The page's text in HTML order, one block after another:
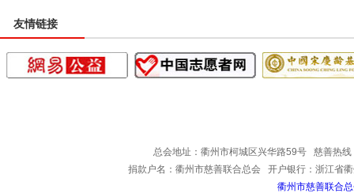
友情链接
总会地址：衢州市柯城区兴华路59号 慈善热
捐款户名：衢州市慈善联合总会 开户银行：浙江省
衢州市慈善联合